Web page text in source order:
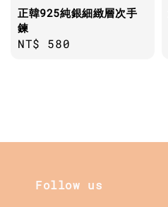
正韓925純銀細緻層次手
鍊
Regular
NT$ 580
Follow us